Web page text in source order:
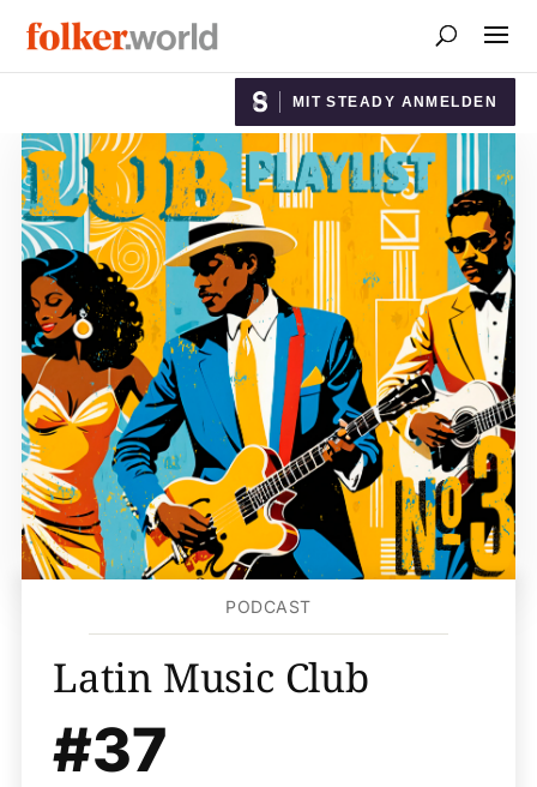
MIT STEADY ANMELDEN
PODCAST
Latin Music Club
#37